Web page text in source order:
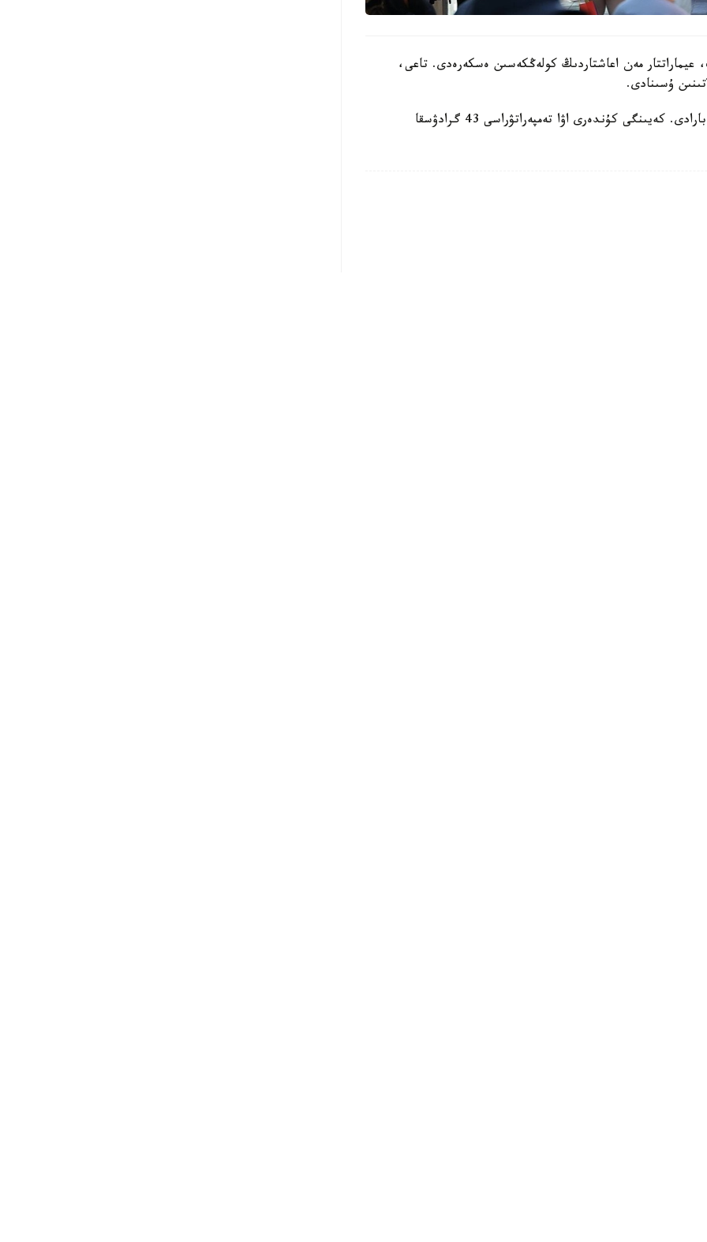
مەن اعاشتاردىڭ كولەڭكەسىن ەسكەرەدى. تاعى،
ۇسىنادى.
ايتا كەتەيىك، ەلدە اپتاپ ىستىق شەكەدەن ءوتىپ بارادى. كەيىنگى كۇندەرى اۋا تەمپەراتۋراسى 43 گرادۋسقا